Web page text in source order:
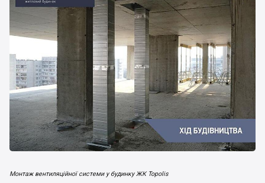
Монтаж вентиляційної системи у будинку ЖК Topolis